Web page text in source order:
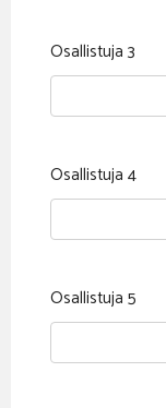
Osallistuja 3
Osallistuja 4
Osallistuja 5